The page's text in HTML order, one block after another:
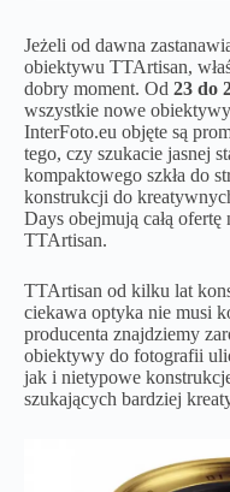
Jeżeli od dawna
obiektywu TTArtisan,
dobry moment. Od 23 do
wszystkie nowe
InterFoto.eu objęte są
tego, czy szukacie jasnej
kompaktowego szkła do
konstrukcji do
Days obejmują całą
TTArtisan.
TTArtisan od kilku lat
ciekawa optyka nie musi
producenta znajdziemy
obiektywy do fotografii
jak i nietypowe
szukających bardziej